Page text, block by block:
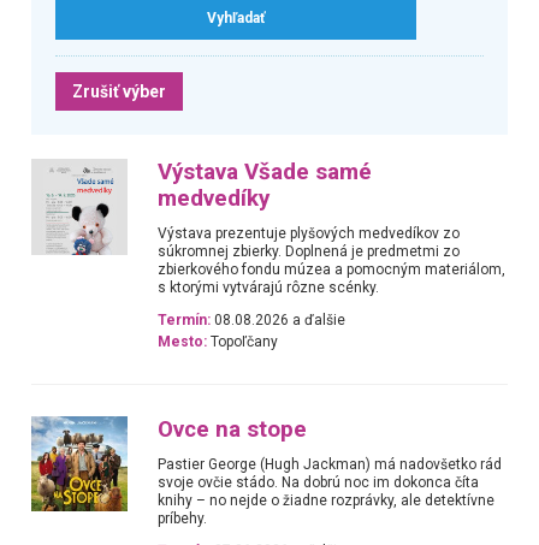
Zrušiť výber
Výstava Všade samé
medvedíky
Výstava prezentuje plyšových medvedíkov zo
súkromnej zbierky. Doplnená je predmetmi zo
zbierkového fondu múzea a pomocným materiálom,
s ktorými vytvárajú rôzne scénky.
Termín: 08.08.2026 a ďalšie
Mesto: Topoľčany
Ovce na stope
Pastier George (Hugh Jackman) má nadovšetko rád
svoje ovčie stádo. Na dobrú noc im dokonca číta
knihy – no nejde o žiadne rozprávky, ale detektívne
príbehy.